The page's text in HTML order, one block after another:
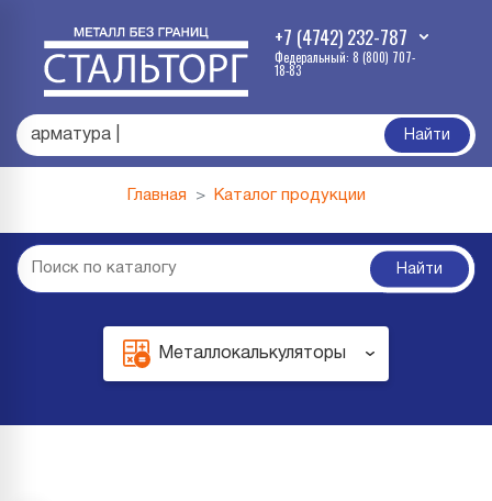
+7 (4742) 232-787
Федеральный: 8 (800) 707-
18-83
а| Найти
Главная Каталог продукции
Найти
Металлокалькуляторы